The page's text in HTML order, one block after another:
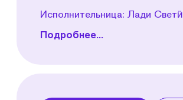
Исполнительница: Лади Светӥ
Подробнее...